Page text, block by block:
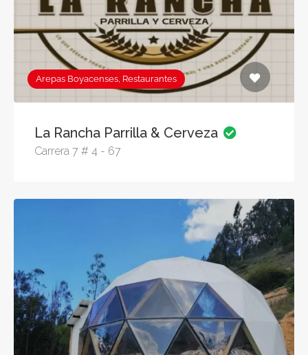
Arepas Boyacenses, Restaurantes
La Rancha Parrilla & Cerveza
Carrera 7 # 4 - 67